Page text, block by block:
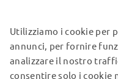
I NOSTRI PARTNER
Utilizziamo i cookie per
annunci, per fornire
analizzare il nostro
consentire solo i cookie